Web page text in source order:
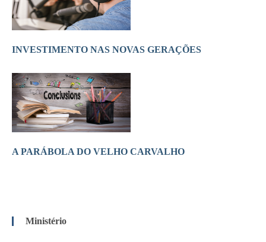
INVESTIMENTO NAS NOVAS GERAÇÕES
A PARÁBOLA DO VELHO CARVALHO
Ministério